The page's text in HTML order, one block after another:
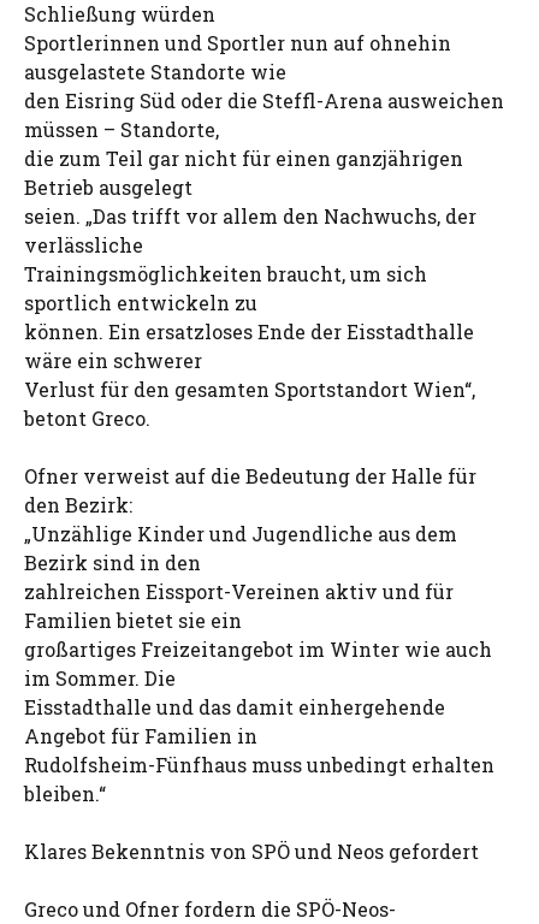
Schließung würden
Sportlerinnen und Sportler nun auf ohnehin
ausgelastete Standorte wie
den Eisring Süd oder die Steffl-Arena ausweichen
müssen – Standorte,
die zum Teil gar nicht für einen ganzjährigen
Betrieb ausgelegt
seien. „Das trifft vor allem den Nachwuchs, der
verlässliche
Trainingsmöglichkeiten braucht, um sich
sportlich entwickeln zu
können. Ein ersatzloses Ende der Eisstadthalle
wäre ein schwerer
Verlust für den gesamten Sportstandort Wien“,
betont Greco.
Ofner verweist auf die Bedeutung der Halle für
den Bezirk:
„Unzählige Kinder und Jugendliche aus dem
Bezirk sind in den
zahlreichen Eissport-Vereinen aktiv und für
Familien bietet sie ein
großartiges Freizeitangebot im Winter wie auch
im Sommer. Die
Eisstadthalle und das damit einhergehende
Angebot für Familien in
Rudolfsheim-Fünfhaus muss unbedingt erhalten
bleiben.“
Klares Bekenntnis von SPÖ und Neos gefordert
Greco und Ofner fordern die SPÖ-Neos-